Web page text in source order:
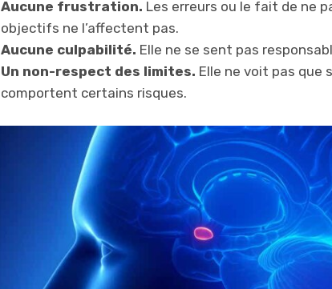
Aucune frustration. Les erreurs ou le fait de ne
objectifs ne l’affectent pas.
Aucune culpabilité. Elle ne se sent pas
Un non-respect des limites. Elle ne voit pas que
comportent certains risques.